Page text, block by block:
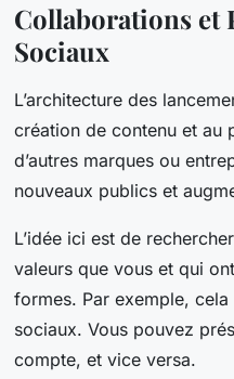
Collaborations et
Sociaux
L’architecture des
création de contenu et au
d’autres marques ou
nouveaux publics et
L’idée ici est de
valeurs que vous et qui
formes. Par exemple,
sociaux. Vous pouvez
compte, et vice versa.